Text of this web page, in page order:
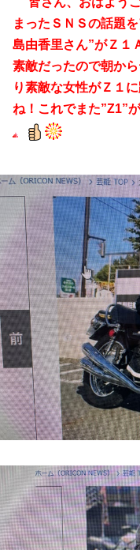
まったＳＮＳの話題
島由香里さん”がＺ１
素敵だったので朝か
り素敵な女性がＺ１
ね！これでまた”Z1”